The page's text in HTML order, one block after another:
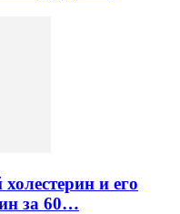
и его
за 60…